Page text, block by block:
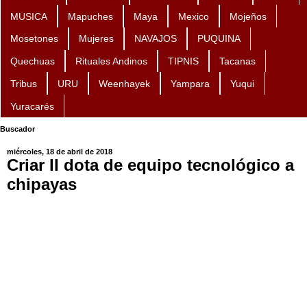
MUSICA Mapuches Maya Mexico Mojeños
Mosetones Mujeres NAVAJOS PUQUINA
Quechuas Rituales Andinos TIPNIS Tacanas
Tribus URU Weenhayek Yampara Yuqui
Yuracarés
Buscador
miércoles, 18 de abril de 2018
Criar II dota de equipo tecnológico a
chipayas